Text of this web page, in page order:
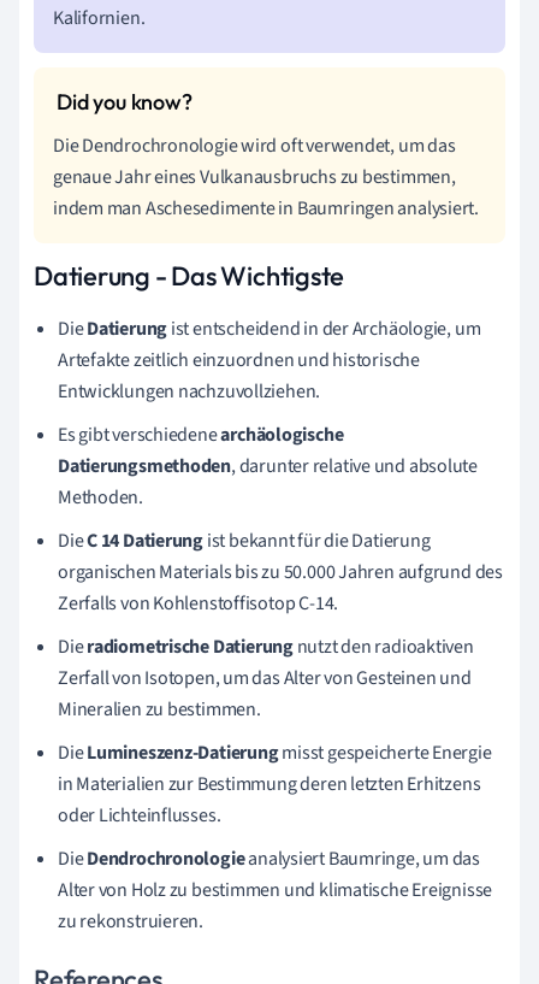
Kalifornien.
Die Dendrochronologie wird oft verwendet, um das
genaue Jahr eines Vulkanausbruchs zu bestimmen,
indem man Aschesedimente in Baumringen analysiert.
Datierung - Das Wichtigste
DieDatierungist entscheidend in der Archäologie, um
Artefakte zeitlich einzuordnen und historische
Entwicklungen nachzuvollziehen.
Es gibt verschiedenearchäologische
Datierungsmethoden, darunter relative und absolute
Methoden.
DieC 14 Datierungist bekannt für die Datierung
organischen Materials bis zu 50.000 Jahren aufgrund des
Zerfalls von Kohlenstoffisotop C-14.
Dieradiometrische Datierungnutzt den radioaktiven
Zerfall von Isotopen, um das Alter von Gesteinen und
Mineralien zu bestimmen.
DieLumineszenz-Datierungmisst gespeicherte Energie
in Materialien zur Bestimmung deren letzten Erhitzens
oder Lichteinflusses.
DieDendrochronologieanalysiert Baumringe, um das
Alter von Holz zu bestimmen und klimatische Ereignisse
zu rekonstruieren.